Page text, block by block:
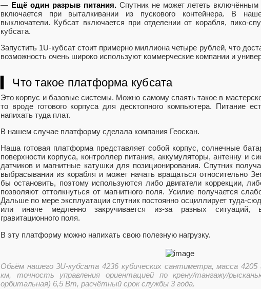
— Ещё один разрыв питания.Спутник не может лететь
включается при выталкивании из пускового контейнера. В
выключатели. Кубсат включается при отделении от корабля, пико-
кубсата.
Запустить 1U-кубсат стоит примерно миллиона четыре рублей, что
возможность очень широко используют коммерческие компании и
▍ Что такое платформа кубсата
Это корпус и базовые системы. Можно самому спаять такое в
то вроде готового корпуса для десктопного компьютера. Питание
напихать туда плат.
В нашем случае платформу сделала компания Геоскан.
Наша готовая платформа представляет собой корпус, солнечные
поверхности корпуса, контроллер питания, аккумуляторы, антенну и
датчиков и магнитные катушки для позиционирования. Спутник
выбрасывании из корабля и может начать вращаться относительно
бы остановить, поэтому используются либо двигатели коррекции,
позволяют оттолкнуться от магнитного поля. Усилие получается
Дальше по мере эксплуатации спутник постоянно осциллирует туда-
или иначе медленно закручивается из-за разных ситуаций,
гравитационного поля.
В эту платформу можно напихать свою полезную нагрузку.
Объём нашего 3U-кубсата 4236 кубических сантиметра, масса
км, точность управления ориентацией по крену/тангажу/
орбитальная) 6,5 Вт, расчётный срок службы 3 года.